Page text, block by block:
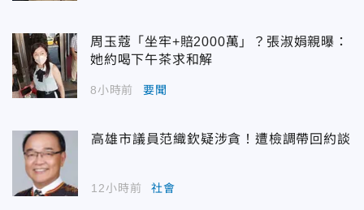
周玉蔻「坐牢+賠2000萬」？張淑娟親曝：
她約喝下午茶求和解
8小時前 要聞
高雄市議員范織欽疑涉貪！遭檢調帶回約談
12小時前 社會